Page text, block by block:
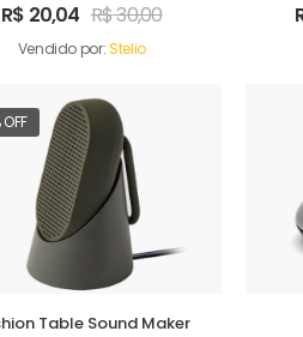
R$ 20,04 R$30,00
Vendido por:Stelio
OFF
Table Sound Maker